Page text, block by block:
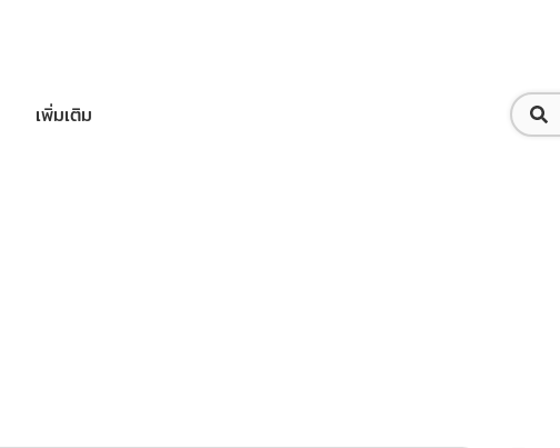
เพิ่มเติม